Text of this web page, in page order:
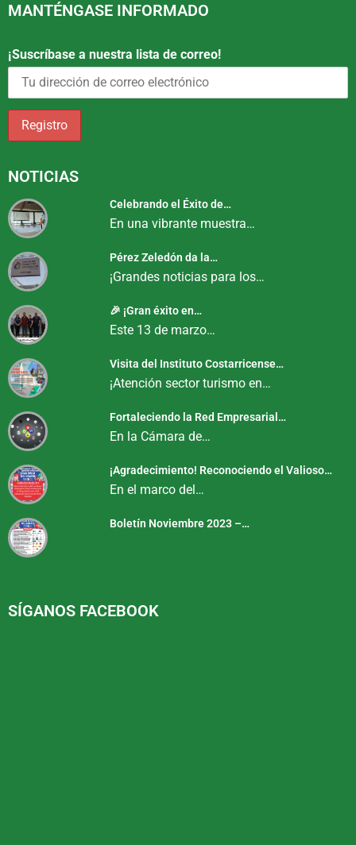
MANTÉNGASE INFORMADO
¡Suscríbase a nuestra lista de correo!
NOTICIAS
Celebrando el Éxito de…
En una vibrante muestra…
Pérez Zeledón da la…
¡Grandes noticias para los…
🎉 ¡Gran éxito en…
Este 13 de marzo…
Visita del Instituto Costarricense…
¡Atención sector turismo en…
Fortaleciendo la Red Empresarial…
En la Cámara de…
¡Agradecimiento! Reconociendo el Valioso…
En el marco del…
Boletín Noviembre 2023 –…
SÍGANOS FACEBOOK